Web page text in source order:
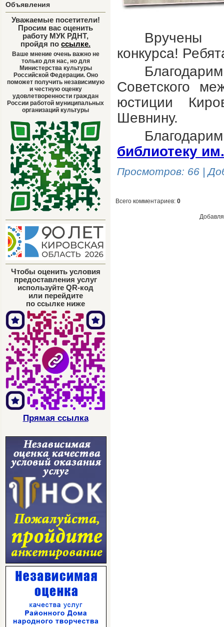
Объявления
Уважаемые посетители!
Просим вас оценить
работу МУК РДНТ,
пройдя по ссылке.
Ваше мнение очень важно не
только для нас, но для
Министерства культуры
Российской Федерации. Оно
поможет получить независимую
и честную оценку
удовлетворенности граждан
России работой муниципальных
организаций культуры
Чтобы оценить условия
предоставления услуг
используйте QR-код
или перейдите
по ссылке ниже
Прямая ссылка
Вручены
конкурса!
Советского
юстиции
Шевнину.
библиотеку
Просмотров: 66 |
Всего комментариев: 0